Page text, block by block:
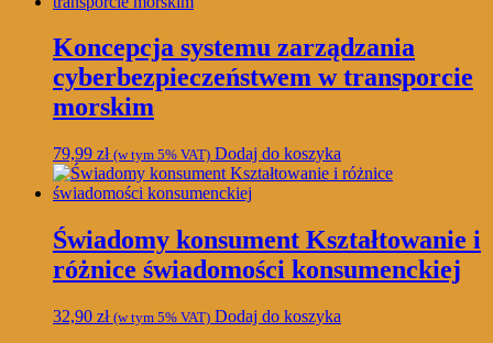
Koncepcja systemu zarządzania
cyberbezpieczeństwem w transporcie
morskim
79,99 zł (w tym 5% VAT) Dodaj do koszyka
Świadomy konsument Kształtowanie i
różnice świadomości konsumenckiej
32,90 zł (w tym 5% VAT) Dodaj do koszyka